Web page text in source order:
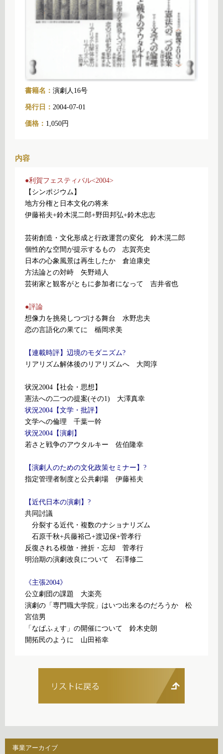
書籍名： 演劇人16号
発行日： 2004-07-01
価格： 1,050円
内容
●利賀フェスティバル<2004>
【シンポジウム】
地方分権と日本文化の将来
伊藤裕夫+鈴木滉二郎+野田邦弘+鈴木忠志
芸術創造・文化形成と行政運営の変化 鈴木滉二郎
個性的な空間が提示するもの 志賀亮史
日本の心象風景は再生したか 倉迫康史
方法論との対峙 矢野靖人
芸術家と観客がともに参加者になって 吉井省也
●評論
想像力を挑発しつづける舞台 水野忠夫
恋の言語化の果てに 楯岡求美
【連載時評】辺境のモダニズム?
リアリズム解体後のリアリズムへ 大岡淳
状況2004【社会・思想】
憲法への二つの提案(その1) 大澤真幸
状況2004【文学・批評】
文学への倫理 千葉一幹
状況2004【演劇】
若さと戦争のアウタルキー 佐伯隆幸
【演劇人のための文化政策セミナー】?
指定管理者制度と公共劇場 伊藤裕夫
【近代日本の演劇】?
共同討議
分裂する近代・複数のナショナリズム
石原千秋+兵藤裕己+渡辺保+菅孝行
反復される模倣・挫折・忘却 菅孝行
明治期の演劇改良について 石澤修二
《主張2004》
公立劇団の課題 大楽亮
演劇の「専門職大学院」はいつ出来るのだろうか 松
宮信男
「なぱふぇす」の開催について 鈴木史朗
開拓民のように 山田裕幸
事業アーカイブ